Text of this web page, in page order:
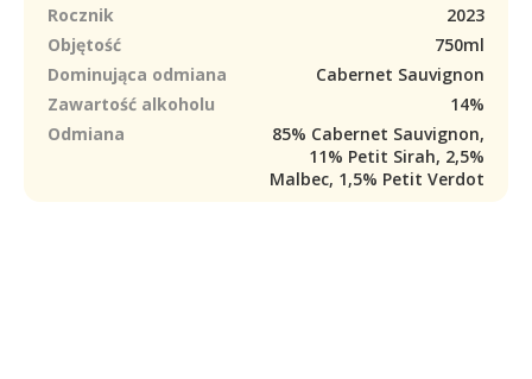
Rocznik
2023
Objętość
750ml
Dominująca odmiana
Cabernet Sauvignon
Zawartość alkoholu
14%
Odmiana
85% Cabernet Sauvignon,
11% Petit Sirah, 2,5%
Malbec, 1,5% Petit Verdot